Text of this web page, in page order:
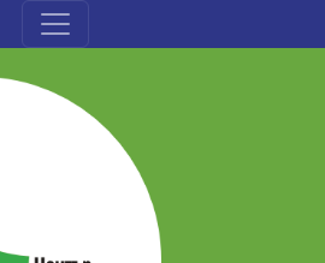
съдържание